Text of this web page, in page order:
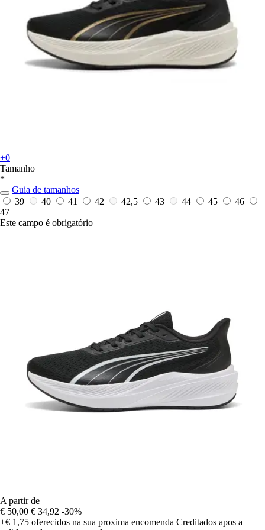
+0
Tamanho
*
Guia de tamanhos
39
40 41 42 42,5 43 44 45
46
47
Este campo é obrigatório
A partir de
€ 50,00 € 34,92 -30%
+€ 1,75 oferecidos na sua proxima encomenda Creditados apos a